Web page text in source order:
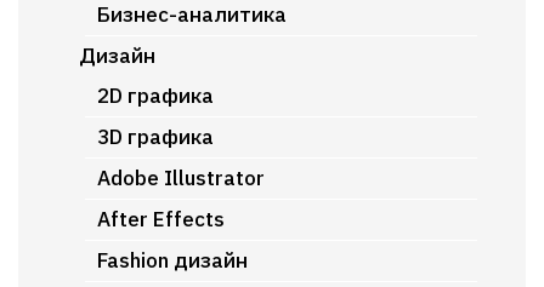
Бизнес-аналитика
Дизайн
2D графика
3D графика
Adobe Illustrator
After Effects
Fashion дизайн